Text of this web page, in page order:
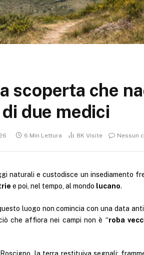
scoperta che
due medici
6 Min Lettura 8K Visite Nessun
naturali e custodisce un insediamento
e poi, nel tempo, al mondo lucano.
luogo non comincia con una data
che affiora nei campi non è “roba